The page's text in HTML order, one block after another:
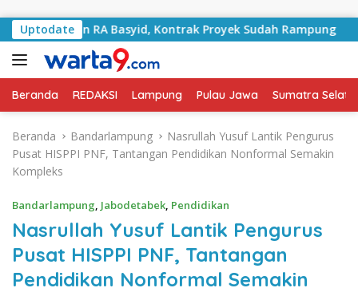
Uptodate
RA Basyid, Kontrak Proyek Sudah Rampung
Beranda REDAKSI Lampung Pulau Jawa Sumatra
Beranda Bandarlampung
Nasrullah Yusuf Lantik Pengurus
Pusat HISPPI PNF, Tantangan Pendidikan Nonformal Semakin
Kompleks
Bandarlampung, Jabodetabek, Pendidikan
Nasrullah Yusuf Lantik Pengurus
Pusat HISPPI PNF, Tantangan
Pendidikan Nonformal Semakin